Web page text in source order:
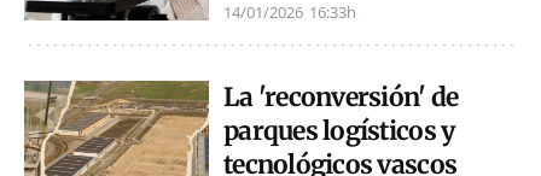
14/01/2026 16:33h
La 'reconversión' de
parques logísticos y
tecnológicos vascos